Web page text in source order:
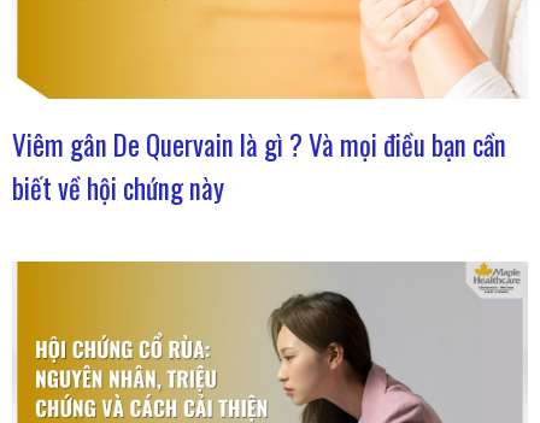
Viêm gân De Quervain là gì ? Và mọi điều bạn cần
biết về hội chứng này